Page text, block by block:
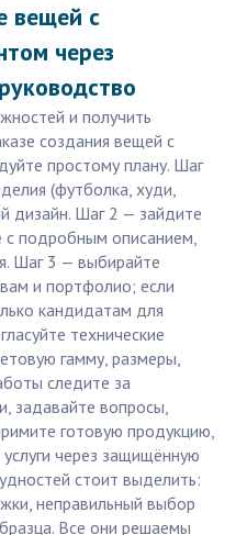
вещей с
через
и получить
создания вещей с
простому плану. Шаг
(футболка, худи,
дизайн. Шаг 2 — зайдите
с подробным описанием,
Шаг 3 — выбирайте
и портфолио; если
кандидатам для
технические
гамму, размеры,
следите за
задавайте вопросы,
готовую продукцию,
через защищённую
стоит выделить:
неправильный выбор
Все они решаемы